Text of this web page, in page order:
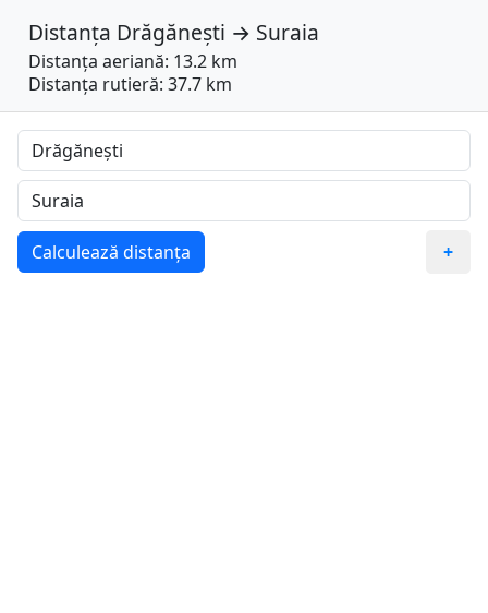
Distanța Drăgănești → Suraia
Distanța aeriană: 13.2 km
Distanța rutieră: 37.7 km
Calculează distanța +